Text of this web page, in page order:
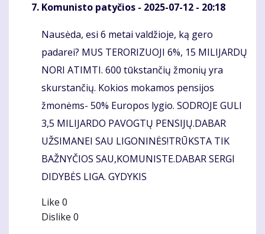
Komunisto patyčios - 2025-07-12 - 20:18
Komentaras
Nausėda, esi 6 metai valdžioje, ką gero
padarei? MUS TERORIZUOJI 6%, 15 MILIJARDŲ
NORI ATIMTI. 600 tūkstančių žmonių yra
skurstančių. Kokios mokamos pensijos
žmonėms- 50% Europos lygio. SODROJE GULI
3,5 MILIJARDO PAVOGTŲ PENSIJŲ.DABAR
UŽSIMANEI SAU LIGONINĖS!TRŪKSTA TIK
BAŽNYČIOS SAU,KOMUNISTE.DABAR SERGI
DIDYBĖS LIGA. GYDYKIS
Like 0
Dislike 0